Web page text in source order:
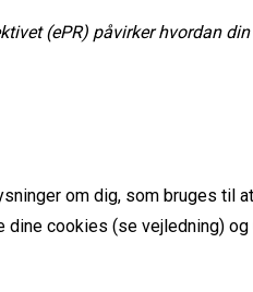
(ePR) påvirker hvordan
om dig, som bruges
cookies (se vejledning)